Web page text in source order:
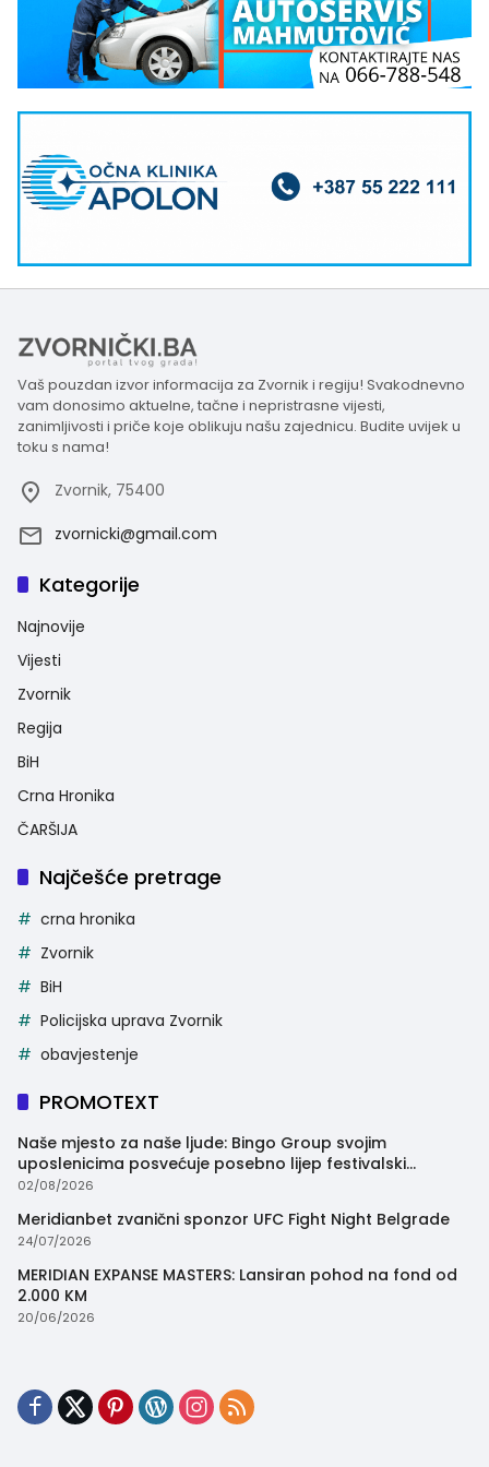
Vaš pouzdan izvor informacija za Zvornik i regiju! Svakodnevno
vam donosimo aktuelne, tačne i nepristrasne vijesti,
zanimljivosti i priče koje oblikuju našu zajednicu. Budite uvijek u
toku s nama!
Zvornik, 75400
zvornicki@gmail.com
Kategorije
Najnovije
Vijesti
Zvornik
Regija
BiH
Crna Hronika
ČARŠIJA
Najčešće pretrage
crna hronika
Zvornik
BiH
Policijska uprava Zvornik
obavjestenje
PROMOTEXT
Naše mjesto za naše ljude: Bingo Group svojim
uposlenicima posvećuje posebno lijep festivalski
trenutak
02/08/2026
Meridianbet zvanični sponzor UFC Fight Night Belgrade
24/07/2026
MERIDIAN EXPANSE MASTERS: Lansiran pohod na fond od
2.000 KM
20/06/2026